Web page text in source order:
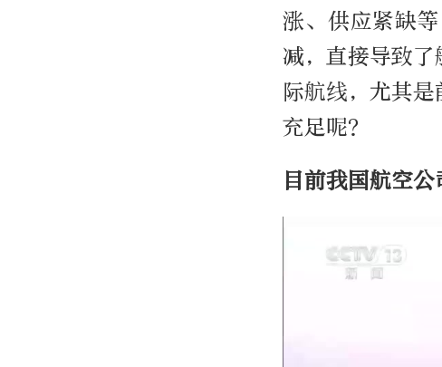
涨、供应紧缺
减，直接导致
际航线，尤其
充足呢？
目前我国航空